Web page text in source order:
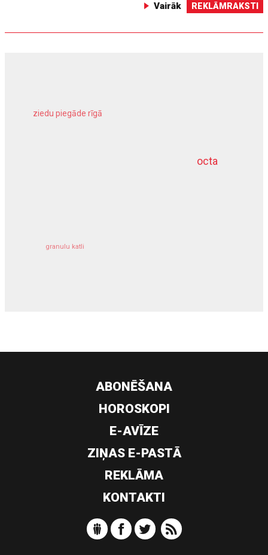
Vairāk REKLĀMRAKSTI
octa
ziedu piegāde rīgā
granulu katli
dziļurbums
ABONĒŠANA
HOROSKOPI
E-AVĪZE
ZIŅAS E-PASTĀ
REKLĀMA
KONTAKTI